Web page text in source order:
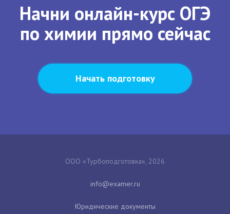
Начни онлайн-курс ОГЭ
по химии прямо сейчас
Начать подготовку
ООО «Турбоподготовка», 2026
Юридические документы